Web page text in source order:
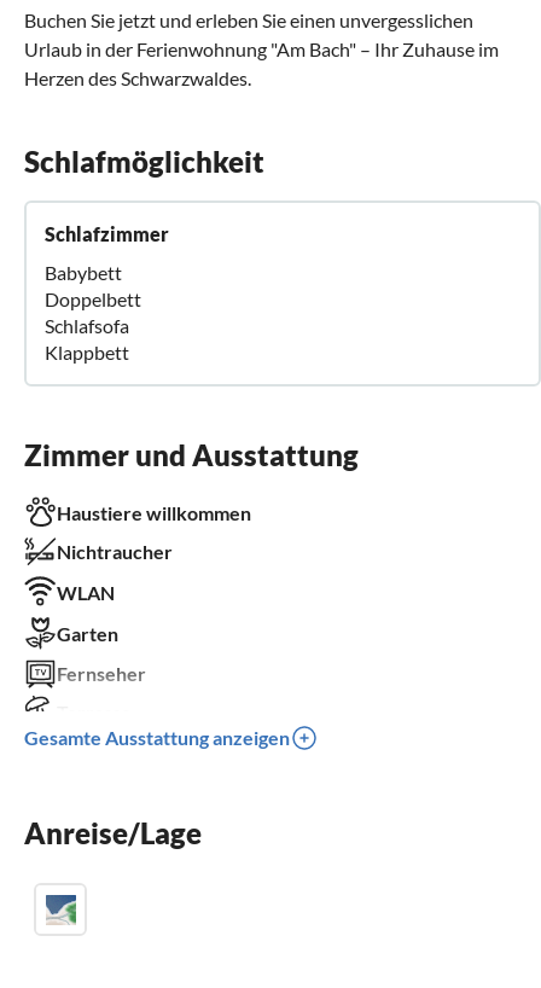
Buchen Sie jetzt und erleben Sie einen unvergesslichen
Urlaub in der Ferienwohnung "Am Bach" – Ihr Zuhause im
Herzen des Schwarzwaldes.
Schlafmöglichkeit
Schlafzimmer
Babybett
Doppelbett
Schlafsofa
Klappbett
Zimmer und Ausstattung
Haustiere willkommen
Nichtraucher
WLAN
Garten
Fernseher
Spülmaschine
Parkplatz
Gesamte Ausstattung anzeigen
Anreise/Lage